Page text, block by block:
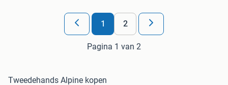
1 2
Pagina 1 van 2
Tweedehands Alpine kopen